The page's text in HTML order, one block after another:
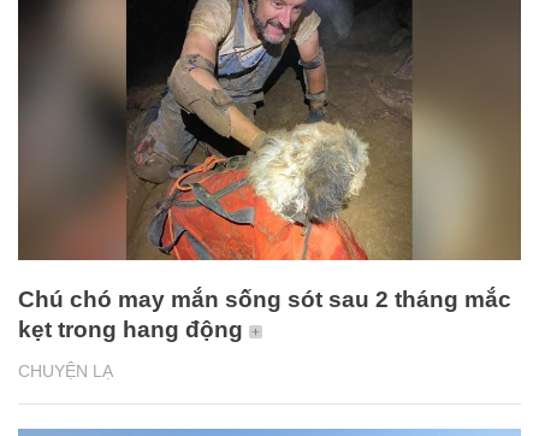
CHUYỆN LẠ
Chú chó may mắn sống sót sau 2 tháng mắc
kẹt trong hang động